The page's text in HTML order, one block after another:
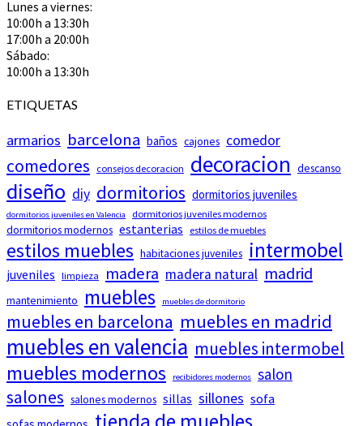
Lunes a viernes:
10:00h a 13:30h
17:00h a 20:00h
Sábado:
10:00h a 13:30h
ETIQUETAS
armarios barcelona baños cajones comedor
comedores consejos decoracion decoracion descanso
diseño diy dormitorios dormitorios juveniles
dormitorios juveniles en Valencia dormitorios juveniles modernos
dormitorios modernos estanterias estilos de muebles
estilos muebles habitaciones juveniles intermobel
juveniles limpieza madera madera natural madrid
mantenimiento muebles muebles de dormitorio
muebles en barcelona muebles en madrid
muebles en valencia muebles intermobel
muebles modernos recibidores modernos salon
salones salones modernos sillas sillones sofa